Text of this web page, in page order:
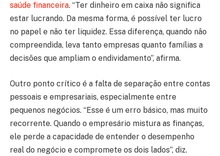
saúde financeira. “Ter dinheiro em caixa não significa
estar lucrando. Da mesma forma, é possível ter lucro
no papel e não ter liquidez. Essa diferença, quando não
compreendida, leva tanto empresas quanto famílias a
decisões que ampliam o endividamento”, afirma.
Outro ponto crítico é a falta de separação entre contas
pessoais e empresariais, especialmente entre
pequenos negócios. “Esse é um erro básico, mas muito
recorrente. Quando o empresário mistura as finanças,
ele perde a capacidade de entender o desempenho
real do negócio e compromete os dois lados”, diz.